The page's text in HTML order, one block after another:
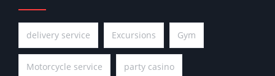
delivery service Excursions Gym
Motorcycle service party casino